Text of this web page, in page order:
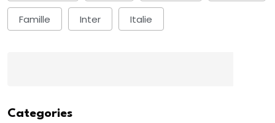
Famille Inter Italie
Categories